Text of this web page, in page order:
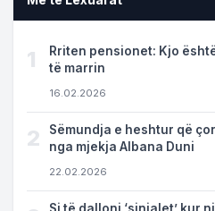
1
Rriten pensionet: Kjo
të marrin
16.02.2026
2
Sëmundja e heshtur që
nga mjekja Albana Duni
22.02.2026
Si të dalloni ‘sinjalet’ kur